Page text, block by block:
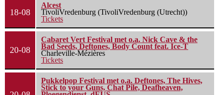
18-08
Alcest
TivoliVredenburg (TivoliVredenburg (Utrecht))
Tickets
20-08
Cabaret Vert Festival met o.a. Nick Cave & the
Bad Seeds, Deftones, Body Count feat. Ice-T
Charleville-Mézières
Tickets
Pukkelpop Festival met o.a. Deftones, The Hives,
Stick to your Guns, Chat Pile, Deafheaven,